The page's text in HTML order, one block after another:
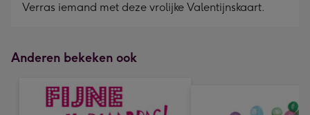
Verras iemand met deze vrolijke Valentijnskaart.
Anderen bekeken ook